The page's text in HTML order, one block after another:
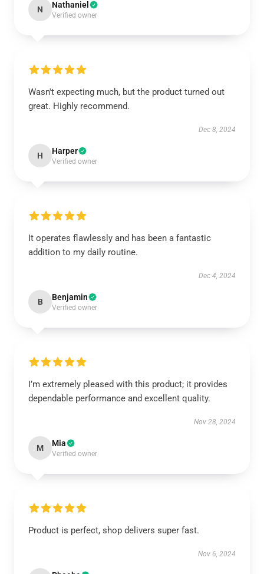
N Nathaniel
Verified owner
Wasn't expecting much, but the product turned out
great. Highly recommend.
Dec 8, 2024
H Harper
Verified owner
It operates flawlessly and has been a fantastic
addition to my daily routine.
Dec 4, 2024
B Benjamin
Verified owner
I’m extremely pleased with this product; it provides
dependable performance and excellent quality.
Nov 28, 2024
M Mia
Verified owner
Product is perfect, shop delivers super fast.
Nov 6, 2024